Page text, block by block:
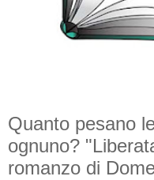
Quanto pesano
ognuno?
romanzo di